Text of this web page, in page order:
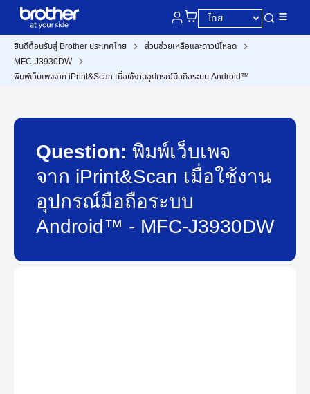
ยินดีต้อนรับสู่ Brother ประเทศไทย
ส่วนช่วยเหลือและดาวน์โหลด
MFC-J3930DW
พิมพ์เว็บเพจจาก iPrint&Scan เมื่อใช้งานอุปกรณ์มือถือระบบ Android™
Question: พิมพ์เว็บเพจ
จาก iPrint&Scan เมื่อใช้งาน
อุปกรณ์มือถือระบบ
Android™ - MFC-J3930DW